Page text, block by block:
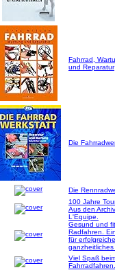
Fahrrad,
und Reparatur
Die
Die
100 Jahre
Aus den
L'Equipe.
Gesund und
Radfahren.
für
Viel Spaß
Fahrradfahren.